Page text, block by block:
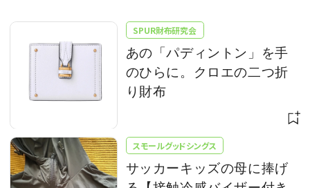
SPUR財布研究会
あの「パディントン」を手
のひらに。クロエの二つ折
り財布
スモールグッドシングス
サッカーキッズの母に捧げ